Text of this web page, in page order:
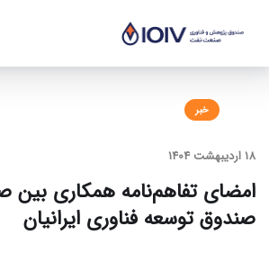
خبر
18 اردیبهشت 1404
امضای تفاهم‌نامه همکاری
صندوق توسعه فناوری ایرانیان